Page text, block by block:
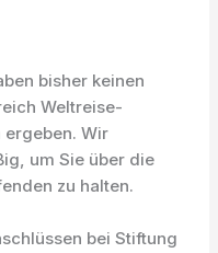
bisher keinen
Weltreise-
ergeben. Wir
um Sie über die
zu halten.
bei Stiftung